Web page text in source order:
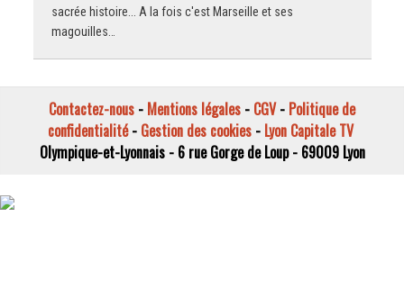
sacrée histoire... A la fois c'est Marseille et ses
magouilles…
Contactez-nous - Mentions légales - CGV- Politique de
confidentialité- Gestion des cookies- Lyon Capitale TV
Olympique-et-Lyonnais - 6 rue Gorge de Loup - 69009 Lyon